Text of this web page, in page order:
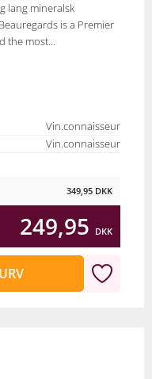
lang mineralsk
is a Premier
the most...
Vin.connaisseur
Vin.connaisseur
349,95 DKK
249,95 DKK